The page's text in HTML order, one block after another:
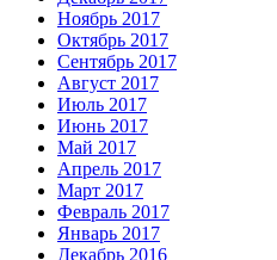
Ноябрь 2017
Октябрь 2017
Сентябрь 2017
Август 2017
Июль 2017
Июнь 2017
Май 2017
Апрель 2017
Март 2017
Февраль 2017
Январь 2017
Декабрь 2016